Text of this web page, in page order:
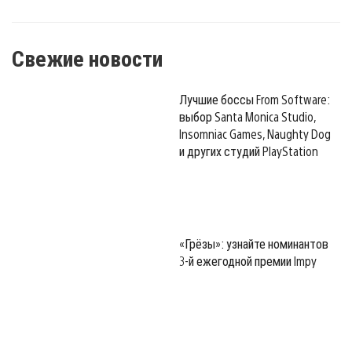
Свежие новости
Лучшие боссы From Software:
выбор Santa Monica Studio,
Insomniac Games, Naughty Dog
и других студий PlayStation
«Грёзы»: узнайте номинантов
3-й ежегодной премии Impy